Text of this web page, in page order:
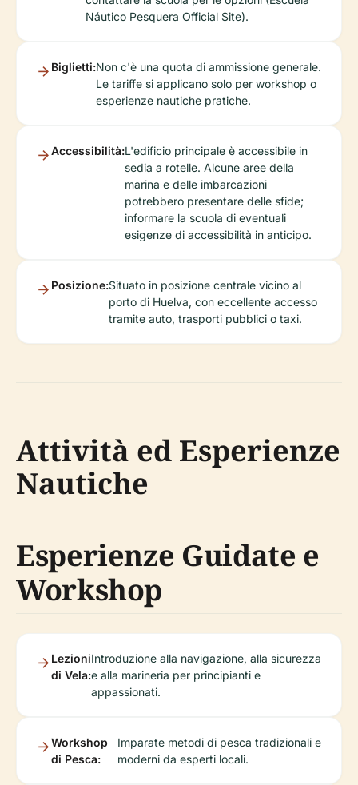
Náutico Pesquera Official Site).
Biglietti:Non c'è una quota di ammissione generale.
Le tariffe si applicano solo per workshop o
esperienze nautiche pratiche.
Accessibilità:L'edificio principale è accessibile in
sedia a rotelle. Alcune aree della
marina e delle imbarcazioni
potrebbero presentare delle sfide;
informare la scuola di eventuali
esigenze di accessibilità in anticipo.
Posizione:Situato in posizione centrale vicino al
porto di Huelva, con eccellente accesso
tramite auto, trasporti pubblici o taxi.
Attività ed Esperienze
Nautiche
Esperienze Guidate e
Workshop
Lezioni
di Vela:
Introduzione alla navigazione, alla sicurezza
e alla marineria per principianti e
appassionati.
Workshop
di Pesca:
Imparate metodi di pesca tradizionali e
moderni da esperti locali.